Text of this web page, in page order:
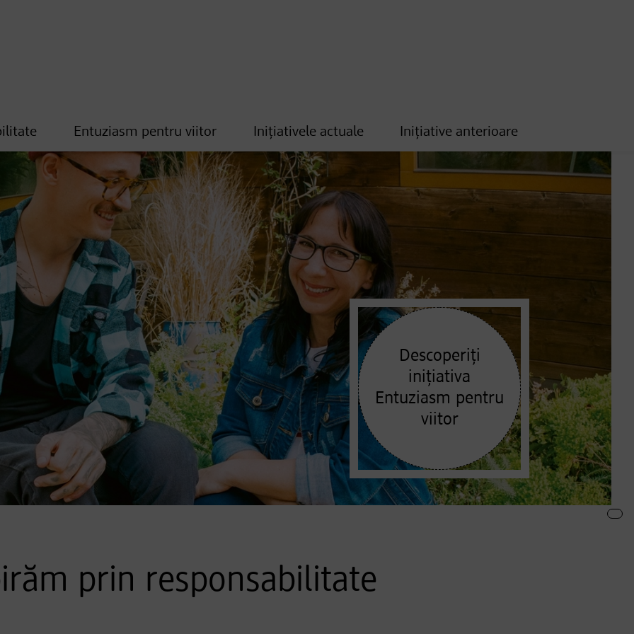
Entuziasm pentru viitor Inițiativele actuale Inițiative anterioare
Descoperiți
inițiativa
Entuziasm pentru
viitor
prin responsabilitate